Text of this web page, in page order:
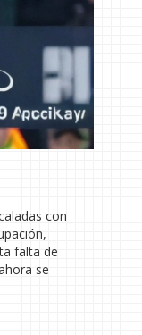
con
falta de
se